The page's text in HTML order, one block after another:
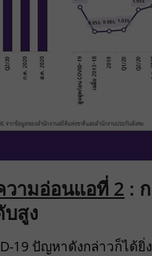
ามอ่อนแอที่ 2 :
บสูง
19 ปัญหาดังกล่าวก็ได้